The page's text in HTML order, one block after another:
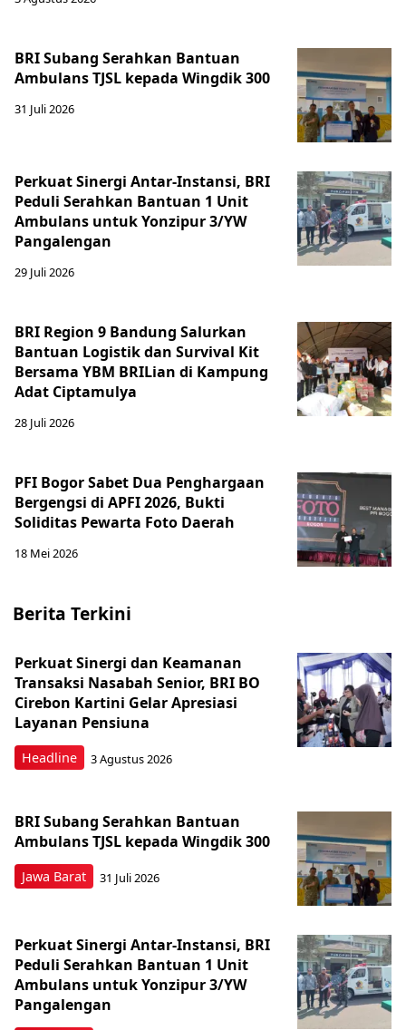
BRI Subang Serahkan Bantuan
Ambulans TJSL kepada Wingdik 300
31 Juli 2026
Perkuat Sinergi Antar-Instansi, BRI
Peduli Serahkan Bantuan 1 Unit
Ambulans untuk Yonzipur 3/YW
Pangalengan
29 Juli 2026
BRI Region 9 Bandung Salurkan
Bantuan Logistik dan Survival Kit
Bersama YBM BRILian di Kampung
Adat Ciptamulya
28 Juli 2026
PFI Bogor Sabet Dua Penghargaan
Bergengsi di APFI 2026, Bukti
Soliditas Pewarta Foto Daerah
18 Mei 2026
Berita Terkini
Headline
Perkuat Sinergi dan Keamanan
Transaksi Nasabah Senior, BRI BO
Cirebon Kartini Gelar Apresiasi
Layanan Pensiuna
3 Agustus 2026
Jawa Barat
BRI Subang Serahkan Bantuan
Ambulans TJSL kepada Wingdik 300
31 Juli 2026
Perkuat Sinergi Antar-Instansi, BRI
Peduli Serahkan Bantuan 1 Unit
Ambulans untuk Yonzipur 3/YW
Pangalengan